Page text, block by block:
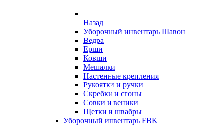
Назад
Уборочный инвентарь Шавон
Ведра
Ерши
Ковши
Мешалки
Настенные крепления
Рукоятки и ручки
Скребки и сгоны
Совки и веники
Щетки и швабры
Уборочный инвентарь FBK